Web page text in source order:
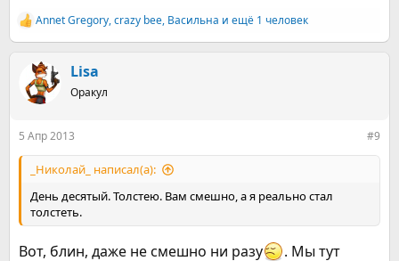
Р
е
Annet Gregory,crazy bee, Васильна и ещё 1 человек
Lisa
Оракул
5 Апр 2013 #9
_Николай_ написал(а):
День десятый. Толстею. Вам смешно, а я реально стал
толстеть.
Вот, блин, даже не смешно ни разу
. Мы тут